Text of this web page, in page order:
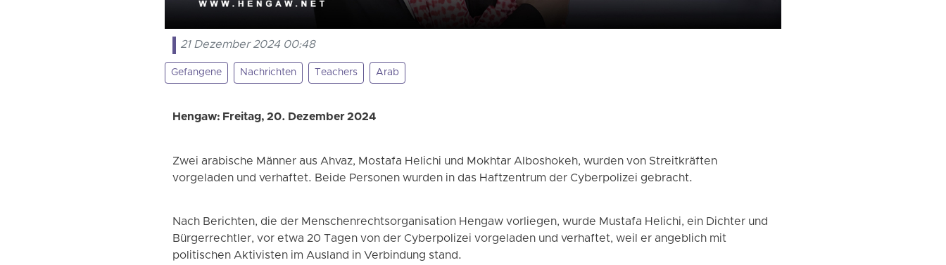
21 Dezember 2024 00:48
Gefangene Nachrichten Teachers Arab
Hengaw: Freitag, 20. Dezember 2024
Zwei arabische Männer aus Ahvaz, Mostafa Helichi und Mokhtar Alboshokeh, wurden von Streitkräften
vorgeladen und verhaftet. Beide Personen wurden in das Haftzentrum der Cyberpolizei gebracht.
Nach Berichten, die der Menschenrechtsorganisation Hengaw vorliegen, wurde Mustafa Helichi, ein Dichter und
Bürgerrechtler, vor etwa 20 Tagen von der Cyberpolizei vorgeladen und verhaftet, weil er angeblich mit
politischen Aktivisten im Ausland in Verbindung stand.